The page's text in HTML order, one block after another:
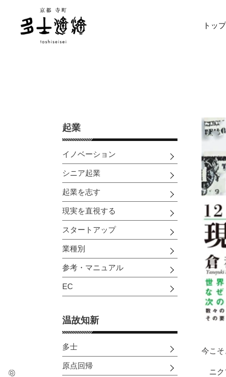
トッ
起業
イノベーション
シニア起業
起業を志す
現実を直視する
スタートアップ
業種別
参考・マニュアル
EC
温故知新
多士
原点回帰
今こ
ニク